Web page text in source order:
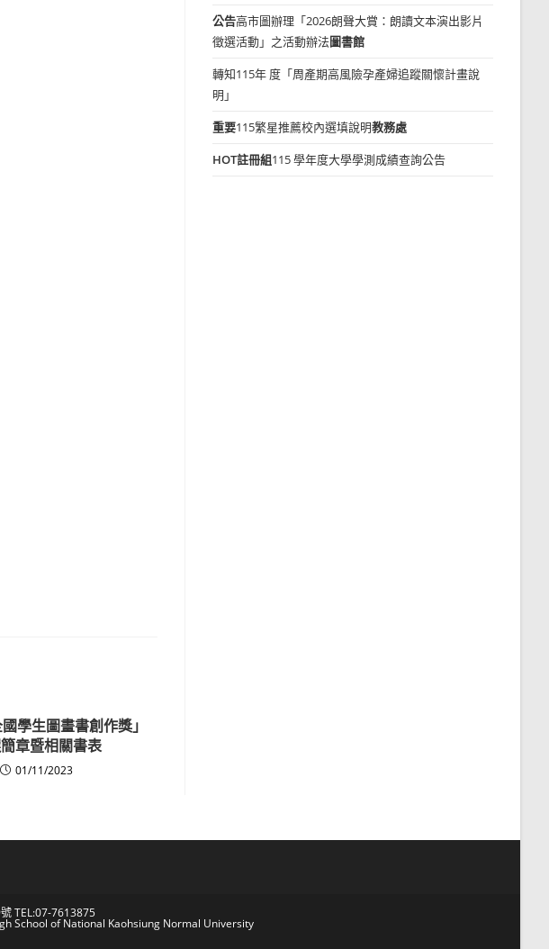
國學生圖畫書創作獎」
章暨相關書表
01/11/2023
公告高市圖辦理「2026朗聲大賞：朗讀文本演出影片
徵選活動」之活動辦法圖書館
轉知115年 度「周產期高風險孕產婦追蹤關懷計畫說
明」
重要115繁星推薦校內選填說明教務處
HOT註冊組115 學年度大學學測成績查詢公告
TEL:07-7613875
School of National Kaohsiung Normal University